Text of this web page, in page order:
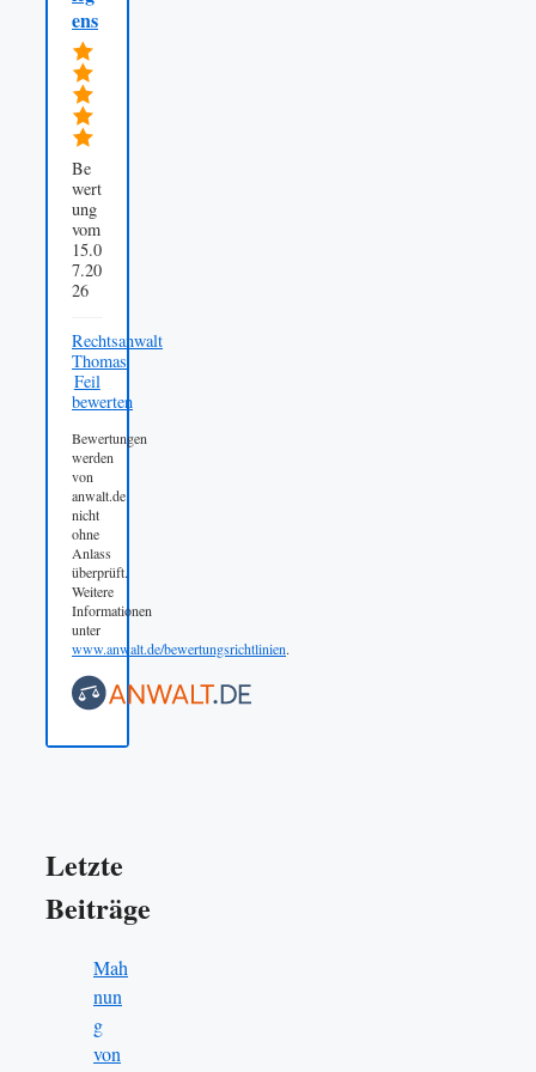
ens
Be
wert
ung
vom
15.0
7.20
26
Rechtsanwalt
Thomas
Feil
bewerten
Bewertungen
werden
von
anwalt.de
nicht
ohne
Anlass
überprüft.
Weitere
Informationen
unter
www.anwalt.de/bewertungsrichtlinien.
Letzte
Beiträge
Mah
nun
g
von